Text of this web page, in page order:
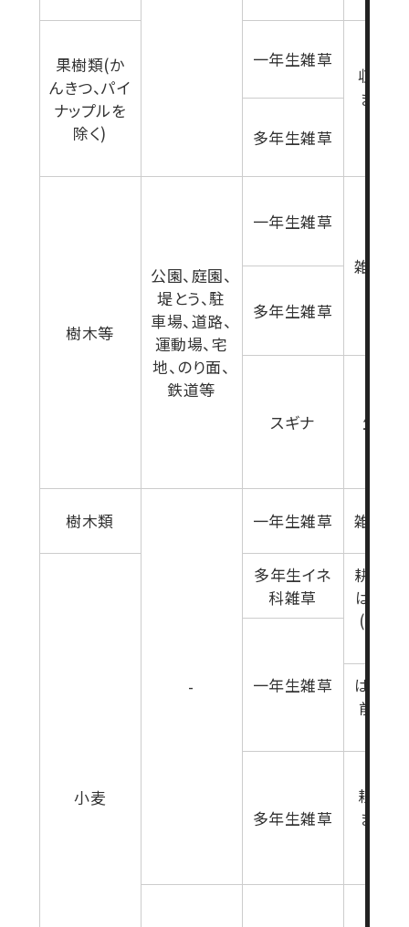
果樹類(か
んきつ、パイ
ナップルを
除く)
一年生雑草
収穫7
まで(
多年生雑草
樹木等
公園、庭園、
堤とう、駐
車場、道路、
運動場、宅
地、のり面、
鉄道等
一年生雑草
雑草生
多年生雑草
スギナ 生育
樹木類
-
一年生雑草 雑草生
小麦
多年生イネ
科雑草
耕起前
は種前
(雑草
一年生雑草
は種後
前(雑
多年生雑草
耕起7
まで(